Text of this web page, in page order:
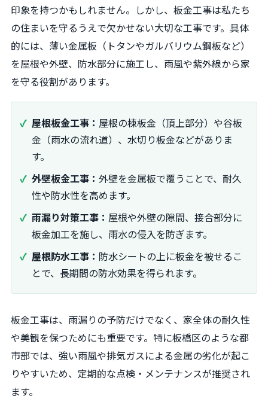
印象を持つかもしれません。しかし、板金工事は私たち
の住まいを守るうえで欠かせない大切な工事です。具体
的には、薄い金属板（トタンやガルバリウム鋼板など）
を屋根や外壁、防水部分に施工し、雨風や紫外線から家
を守る役割があります。
屋根板金工事： 屋根の棟板金（頂上部分）や谷板
金（雨水の流れ道）、水切り板金などがありま
す。
外壁板金工事： 外壁を金属板で覆うことで、耐久
性や防水性を高めます。
雨漏り対策工事： 屋根や外壁の隙間、接合部分に
板金加工を施し、雨水の侵入を防ぎます。
屋根防水工事： 防水シートの上に板金を被せるこ
とで、長期間の防水効果を得られます。
板金工事は、雨漏りの予防だけでなく、家全体の耐久性
や美観を保つためにも重要です。特に板橋区のような都
市部では、強い雨風や排気ガスによる金属の劣化が起こ
りやすいため、定期的な点検・メンテナンスが推奨され
ます。